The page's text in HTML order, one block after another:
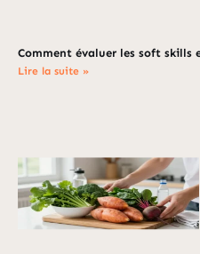
Comment évaluer les soft skills
Lire la suite »